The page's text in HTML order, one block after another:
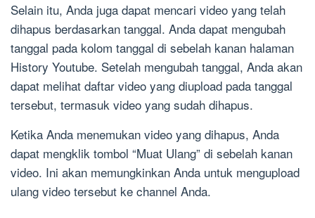
Selain itu, Anda juga dapat mencari video yang telah
dihapus berdasarkan tanggal. Anda dapat mengubah
tanggal pada kolom tanggal di sebelah kanan halaman
History Youtube. Setelah mengubah tanggal, Anda akan
dapat melihat daftar video yang diupload pada tanggal
tersebut, termasuk video yang sudah dihapus.
Ketika Anda menemukan video yang dihapus, Anda
dapat mengklik tombol “Muat Ulang” di sebelah kanan
video. Ini akan memungkinkan Anda untuk mengupload
ulang video tersebut ke channel Anda.